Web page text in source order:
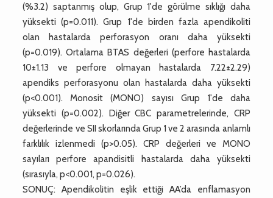
(%3.2) saptanmış olup, Grup 1'de görülme sıklığı daha
yüksekti (p=0.011). Grup 1'de birden fazla apendikoliti
olan hastalarda perforasyon oranı daha yüksekti
(p=0.019). Ortalama BTAS değerleri (perfore hastalarda
10±1.13 ve perfore olmayan hastalarda 7.22±2.29)
apendiks perforasyonu olan hastalarda daha yüksekti
(p<0.001). Monosit (MONO) sayısı Grup 1'de daha
yüksekti (p=0.002). Diğer CBC parametrelerinde, CRP
değerlerinde ve SII skorlarında Grup 1 ve 2 arasında anlamlı
farklılık izlenmedi (p>0.05). CRP değerleri ve MONO
sayıları perfore apandisitli hastalarda daha yüksekti
(sırasıyla, p<0.001, p=0.026).
SONUÇ: Apendikolitin eşlik ettiği AA’da enflamasyon